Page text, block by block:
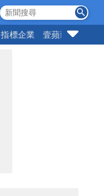
指標企業 壹蘋頭家